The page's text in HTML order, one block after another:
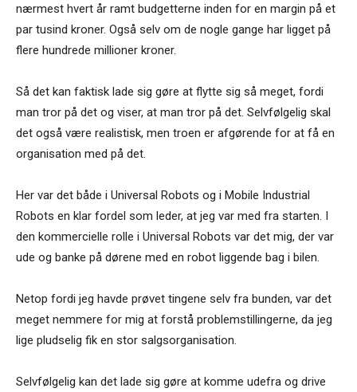
nærmest hvert år ramt budgetterne inden for en margin på et
par tusind kroner. Også selv om de nogle gange har ligget på
flere hundrede millioner kroner.
Så det kan faktisk lade sig gøre at flytte sig så meget, fordi
man tror på det og viser, at man tror på det. Selvfølgelig skal
det også være realistisk, men troen er afgørende for at få en
organisation med på det.
Her var det både i Universal Robots og i Mobile Industrial
Robots en klar fordel som leder, at jeg var med fra starten. I
den kommercielle rolle i Universal Robots var det mig, der var
ude og banke på dørene med en robot liggende bag i bilen.
Netop fordi jeg havde prøvet tingene selv fra bunden, var det
meget nemmere for mig at forstå problemstillingerne, da jeg
lige pludselig fik en stor salgsorganisation.
Selvfølgelig kan det lade sig gøre at komme udefra og drive